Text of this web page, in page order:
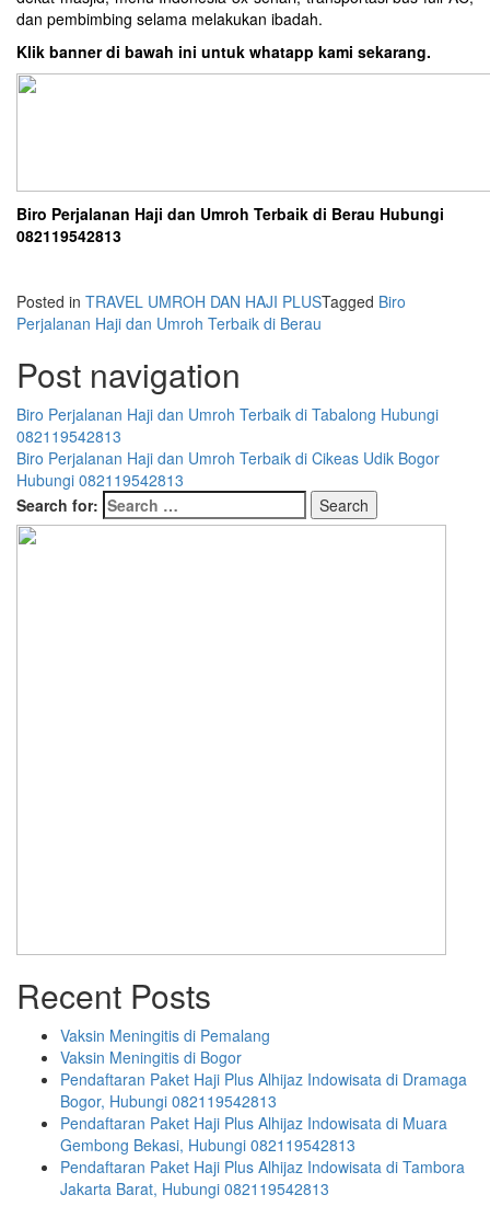
dan pembimbing selama melakukan ibadah.
Klik banner di bawah ini untuk whatapp kami sekarang.
Biro Perjalanan Haji dan Umroh Terbaik di Berau Hubungi
082119542813
Posted in TRAVEL UMROH DAN HAJI PLUSTagged Biro
Perjalanan Haji dan Umroh Terbaik di Berau
Post navigation
Biro Perjalanan Haji dan Umroh Terbaik di Tabalong Hubungi
082119542813
Biro Perjalanan Haji dan Umroh Terbaik di Cikeas Udik Bogor
Hubungi 082119542813
Search for:
Recent Posts
Vaksin Meningitis di Pemalang
Vaksin Meningitis di Bogor
Pendaftaran Paket Haji Plus Alhijaz Indowisata di Dramaga
Bogor, Hubungi 082119542813
Pendaftaran Paket Haji Plus Alhijaz Indowisata di Muara
Gembong Bekasi, Hubungi 082119542813
Pendaftaran Paket Haji Plus Alhijaz Indowisata di Tambora
Jakarta Barat, Hubungi 082119542813